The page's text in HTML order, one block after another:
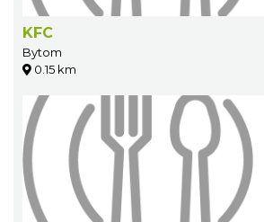
KFC
Bytom
0.15 km